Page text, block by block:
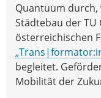
Quantuum
Städtebau der TU
österreichischen
begleitet.
Mobilität der